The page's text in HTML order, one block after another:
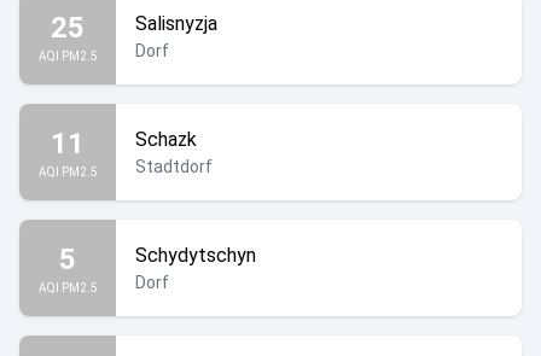
25
AQI PM2.5
Salisnyzja
Dorf
11
AQI PM2.5
Schazk
Stadtdorf
5
AQI PM2.5
Schydytschyn
Dorf